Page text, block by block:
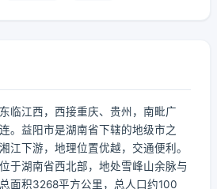
临江西，西接重庆、贵州，南毗广
。益阳市是湖南省下辖的地级市之
江下游，地理位置优越，交通便利。
于湖南省西北部，地处雪峰山余脉与
面积3268平方公里，总人口约100